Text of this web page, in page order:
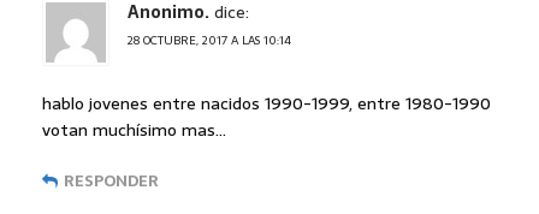
Anonimo.dice:
28 OCTUBRE, 2017 A LAS 10:14
hablo jovenes entre nacidos 1990-1999, entre 1980-1990
votan muchísimo mas…
RESPONDER